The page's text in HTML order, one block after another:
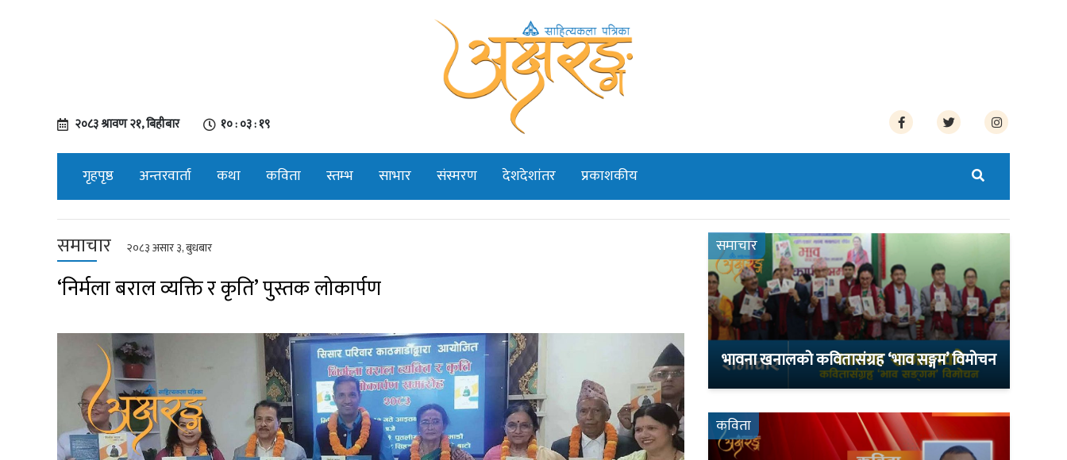
२०८३ श्रावण २१, बिहीबार १० : ०३ : २०
गृहपृष्ठ अन्तरवार्ता कथा कविता स्तम्भ साभार संस्मरण देशदेशांतर प्रकाशकीय
समाचार २०८३ असार ३, बुधबार
‘निर्मला बराल व्यक्ति र कृति’ पुस्तक लोकार्पण
समाचार
भावना खनालको कवितासंग्रह ‘भाव सङ्गम’ विमोचन
कविता